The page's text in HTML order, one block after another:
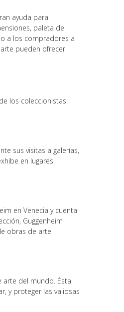
ayuda para
paleta de
a los compradores a
pueden ofrecer
los coleccionistas
sus visitas a galerías,
en lugares
en Venecia y cuenta
Guggenheim
obras de arte
arte del mundo. Ésta
y proteger las valiosas